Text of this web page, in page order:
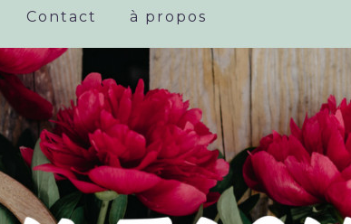
Contact à propos